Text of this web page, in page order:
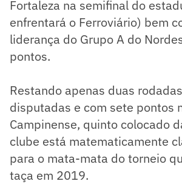
Fortaleza na semifinal do
enfrentará o Ferroviário) bem
liderança do Grupo A do
pontos.
Restando apenas duas
disputadas e com sete pontos
Campinense, quinto colocado
clube está matematicamente
para o mata-mata do torneio
taça em 2019.